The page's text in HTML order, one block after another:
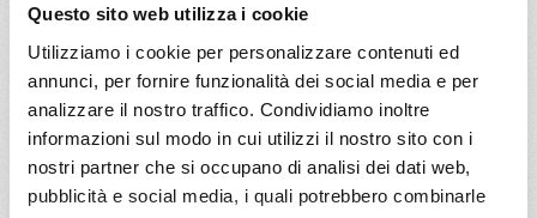
Questo sito web utilizza i cookie
Utilizziamo i cookie per personalizzare contenuti ed
annunci, per fornire funzionalità dei social media e per
analizzare il nostro traffico. Condividiamo inoltre
informazioni sul modo in cui utilizzi il nostro sito con i
nostri partner che si occupano di analisi dei dati web,
pubblicità e social media, i quali potrebbero combinarle
Mediterraneo 10 giorni
daIstanbulconMSC Seaview
Istanbul, Corfu, Bari, Trieste, Split croatia, Pireo, Kusadasi,
Istanbul